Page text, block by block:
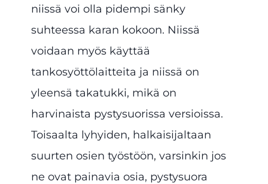
niissä voi olla pidempi sänky
suhteessa karan kokoon. Niissä
voidaan myös käyttää
tankosyöttölaitteita ja niissä on
yleensä takatukki, mikä on
harvinaista pystysuorissa versioissa.
Toisaalta lyhyiden, halkaisijaltaan
suurten osien työstöön, varsinkin jos
ne ovat painavia osia, pystysuora